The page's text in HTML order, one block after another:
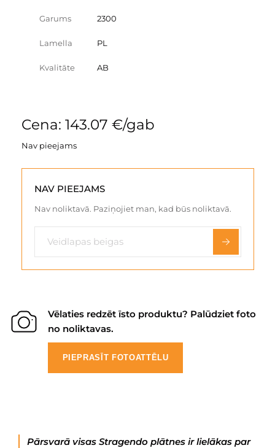
Garums 2300
Lamella PL
Kvalitāte AB
Cena: 143.07 €/gab
Nav pieejams
NAV PIEEJAMS
Nav noliktavā. Paziņojiet man, kad būs noliktavā.
Vēlaties redzēt īsto produktu? Palūdziet foto
no noliktavas.
PIEPRASĪT FOTOATTĒLU
Pārsvarā visas Stragendo plātnes ir lielākas par